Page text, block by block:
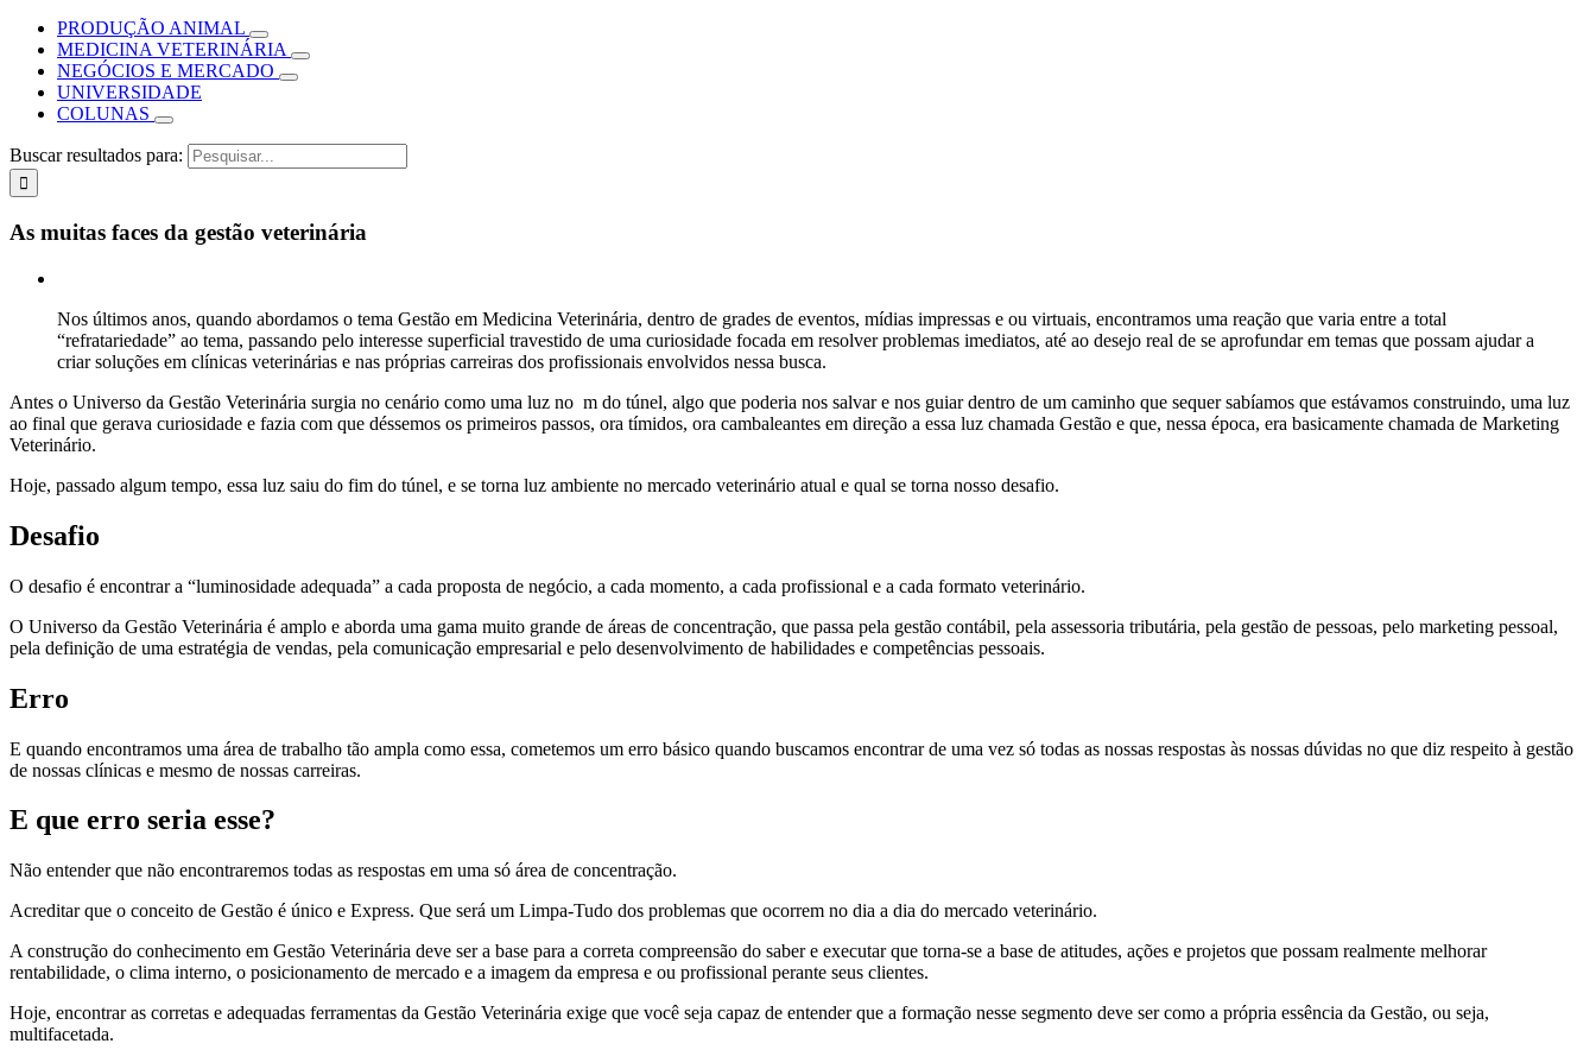
PRODUÇÃO ANIMAL
MEDICINA VETERINÁRIA
NEGÓCIOS E MERCADO
UNIVERSIDADE
COLUNAS
Buscar resultados para:
As muitas faces da gestão veterinária
Nos últimos anos, quando abordamos o tema Gestão em Medicina Veterinária, dentro de grades de eventos, mídias impressas e ou virtuais, encontramos uma reação que varia entre a total
“refratariedade” ao tema, passando pelo interesse superficial travestido de uma curiosidade focada em resolver problemas imediatos, até ao desejo real de se aprofundar em temas que possam ajudar a
criar soluções em clínicas veterinárias e nas próprias carreiras dos profissionais envolvidos nessa busca.
Antes o Universo da Gestão Veterinária surgia no cenário como uma luz no m do túnel, algo que poderia nos salvar e nos guiar dentro de um caminho que sequer sabíamos que estávamos construindo, uma luz
ao final que gerava curiosidade e fazia com que déssemos os primeiros passos, ora tímidos, ora cambaleantes em direção a essa luz chamada Gestão e que, nessa época, era basicamente chamada de Marketing
Veterinário.
Hoje, passado algum tempo, essa luz saiu do fim do túnel, e se torna luz ambiente no mercado veterinário atual e qual se torna nosso desafio.
Desafio
O desafio é encontrar a “luminosidade adequada” a cada proposta de negócio, a cada momento, a cada profissional e a cada formato veterinário.
O Universo da Gestão Veterinária é amplo e aborda uma gama muito grande de áreas de concentração, que passa pela gestão contábil, pela assessoria tributária, pela gestão de pessoas, pelo marketing pessoal,
pela definição de uma estratégia de vendas, pela comunicação empresarial e pelo desenvolvimento de habilidades e competências pessoais.
Erro
E quando encontramos uma área de trabalho tão ampla como essa, cometemos um erro básico quando buscamos encontrar de uma vez só todas as nossas respostas às nossas dúvidas no que diz respeito à gestão
de nossas clínicas e mesmo de nossas carreiras.
E que erro seria esse?
Não entender que não encontraremos todas as respostas em uma só área de concentração.
Acreditar que o conceito de Gestão é único e Express. Que será um Limpa-Tudo dos problemas que ocorrem no dia a dia do mercado veterinário.
A construção do conhecimento em Gestão Veterinária deve ser a base para a correta compreensão do saber e executar que torna-se a base de atitudes, ações e projetos que possam realmente melhorar
rentabilidade, o clima interno, o posicionamento de mercado e a imagem da empresa e ou profissional perante seus clientes.
Hoje, encontrar as corretas e adequadas ferramentas da Gestão Veterinária exige que você seja capaz de entender que a formação nesse segmento deve ser como a própria essência da Gestão, ou seja,
multifacetada.